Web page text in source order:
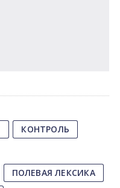
КОНТРОЛЬ
ПОЛЕВАЯ ЛЕКСИКА